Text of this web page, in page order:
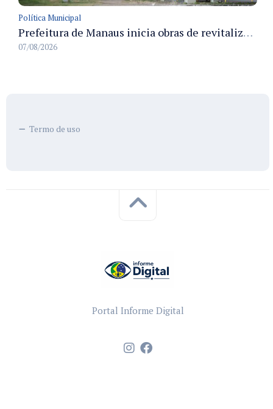
Política Municipal
Prefeitura de Manaus inicia obras de revitalização na passarela Max Teixeira para ampliar segurança e mobilidade urbana
07/08/2026
Termo de uso
Portal Informe Digital